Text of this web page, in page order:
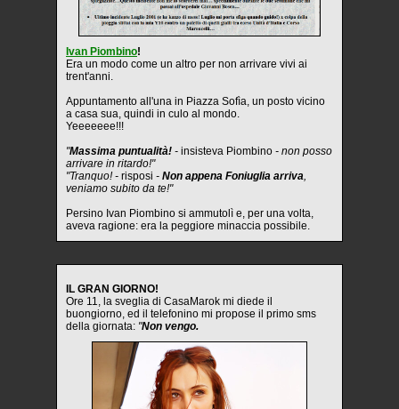
Ivan Piombino!
Era un modo come un altro per non arrivare vivi ai
trent'anni.
Appuntamento all'una in Piazza Sofìa, un posto vicino
a casa sua, quindi in culo al mondo.
Yeeeeeee!!!
"Massima puntualità! - insisteva Piombino - non posso
arrivare in ritardo!"
"Tranquo! - risposi - Non appena Foniuglia arriva,
veniamo subito da te!"
Persino Ivan Piombino si ammutolì e, per una volta,
aveva ragione: era la peggiore minaccia possibile.
IL GRAN GIORNO!
Ore 11, la sveglia di CasaMarok mi diede il
buongiorno, ed il telefonino mi propose il primo sms
della giornata: "Non vengo.